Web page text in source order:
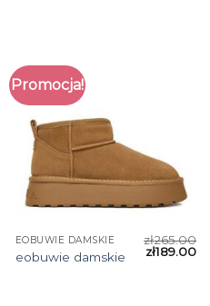
Promocja!
EOBUWIE DAMSKIE
eobuwie damskie
zł265.00
zł189.00